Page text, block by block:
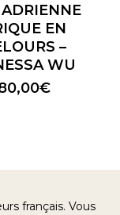
EN
–
WU
€
français. Vous